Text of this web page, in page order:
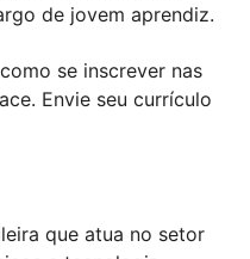
de jovem aprendiz.
se inscrever nas
Envie seu currículo
que atua no setor